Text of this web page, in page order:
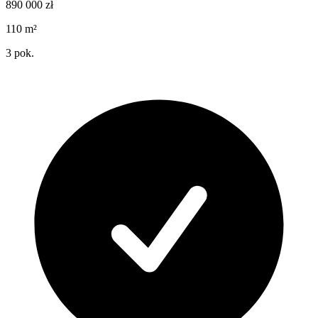
890 000 zł
110 m²
3 pok.